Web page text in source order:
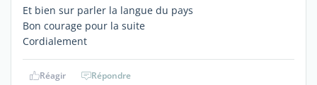
Et bien sur parler la langue du pays
Bon courage pour la suite
Cordialement
Réagir Répondre